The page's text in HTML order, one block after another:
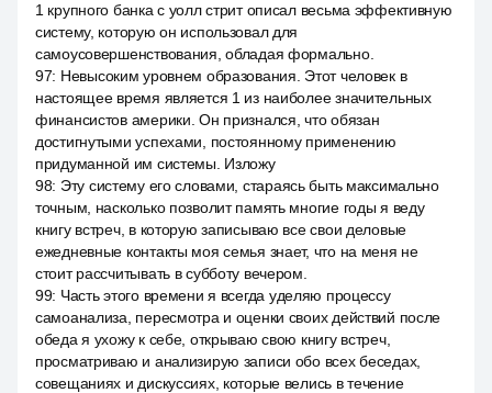
1 крупного банка с уолл стрит описал весьма эффективную
систему, которую он использовал для
самоусовершенствования, обладая формально.
97: Невысоким уровнем образования. Этот человек в
настоящее время является 1 из наиболее значительных
финансистов америки. Он признался, что обязан
достигнутыми успехами, постоянному применению
придуманной им системы. Изложу
98: Эту систему его словами, стараясь быть максимально
точным, насколько позволит память многие годы я веду
книгу встреч, в которую записываю все свои деловые
ежедневные контакты моя семья знает, что на меня не
стоит рассчитывать в субботу вечером.
99: Часть этого времени я всегда уделяю процессу
самоанализа, пересмотра и оценки своих действий после
обеда я ухожу к себе, открываю свою книгу встреч,
просматриваю и анализирую записи обо всех беседах,
совещаниях и дискуссиях, которые велись в течение